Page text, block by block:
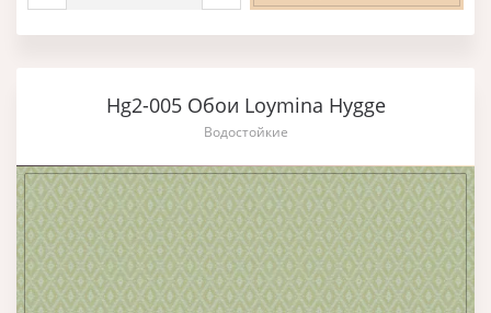
Hg2-005 Обои Loymina Hygge
Водостойкие